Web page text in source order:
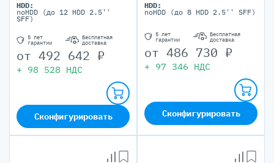
HDD:
noHDD (до 12 HDD 2.5''
SFF)
5 лет
гарантии
Бесплатная
доставка
от 492 642 ₽
+ 98 528 НДС
Сконфигурировать
HDD:
noHDD (до 8 HDD 2.5'' SFF)
5 лет
гарантии
Бесплатная
доставка
от 486 730 ₽
+ 97 346 НДС
Сконфигурировать